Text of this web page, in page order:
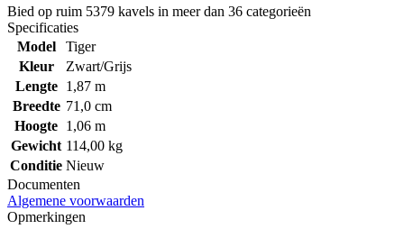
Bied op ruim 5379 kavels in meer dan 36 categorieën
Specificaties
Model
Tiger
Kleur
Zwart/Grijs
Lengte
1,87 m
Breedte 71,0 cm
Hoogte 1,06 m
Gewicht 114,00 kg
Conditie Nieuw
Documenten
Algemene voorwaarden
Opmerkingen